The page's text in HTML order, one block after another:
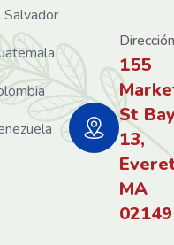
Salvador
155
St
13,
MA
02149